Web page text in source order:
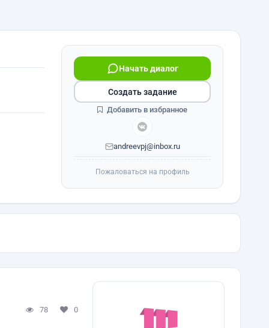
Начать диалог
andreevpj@inbox.ru
Создать задание
Добавить в избранное
Пожаловаться на профиль
78 0